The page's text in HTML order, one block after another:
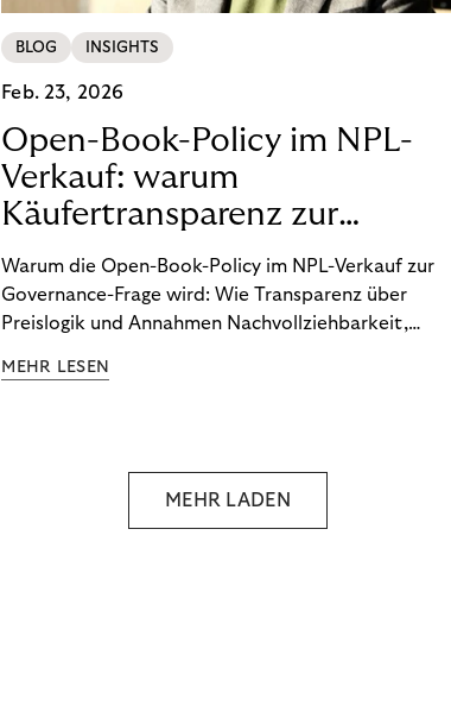
BLOG INSIGHTS
Feb. 23, 2026
Open-Book-Policy im NPL-
Verkauf: warum
Käufertransparenz zur
Governance-Frage geworden
ist
Warum die Open-Book-Policy im NPL-Verkauf zur
Governance-Frage wird: Wie Transparenz über
Preislogik und Annahmen Nachvollziehbarkeit,
Glaubwürdigkeit im regulierten Umfeld stärkt.
MEHR LESEN
MEHR LADEN